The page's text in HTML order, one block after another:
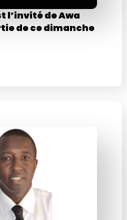
l’invité de Awa
de ce dimanche